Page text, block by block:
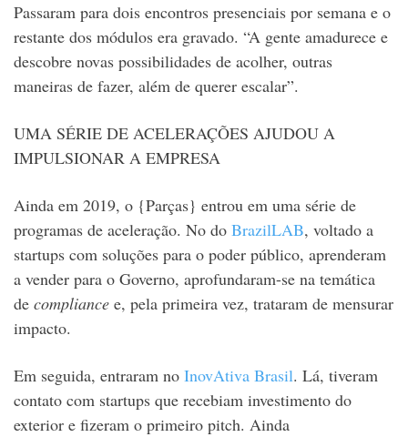
Passaram para dois encontros presenciais por semana e o
restante dos módulos era gravado. “A gente amadurece e
descobre novas possibilidades de acolher, outras
maneiras de fazer, além de querer escalar”.
UMA SÉRIE DE ACELERAÇÕES AJUDOU A
IMPULSIONAR A EMPRESA
Ainda em 2019, o {Parças} entrou em uma série de
programas de aceleração. No do BrazilLAB, voltado a
startups com soluções para o poder público, aprenderam
a vender para o Governo, aprofundaram-se na temática
de compliance e, pela primeira vez, trataram de mensurar
impacto.
Em seguida, entraram no InovAtiva Brasil. Lá, tiveram
contato com startups que recebiam investimento do
exterior e fizeram o primeiro pitch. Ainda